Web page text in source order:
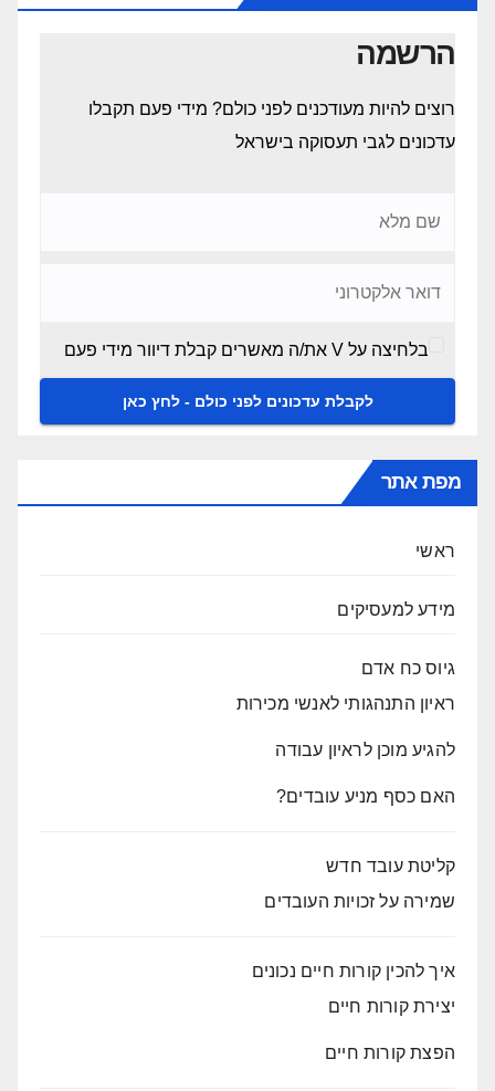
הרשמה
רוצים להיות מעודכנים לפני כולם? מידי פעם תקבלו
עדכונים לגבי תעסוקה בישראל
בלחיצה על V את/ה מאשרים קבלת דיוור מידי פעם
מפת אתר
ראשי
מידע למעסיקים
גיוס כח אדם
ראיון התנהגותי לאנשי מכירות
להגיע מוכן לראיון עבודה
האם כסף מניע עובדים?
קליטת עובד חדש
שמירה על זכויות העובדים
איך להכין קורות חיים נכונים
יצירת קורות חיים
הפצת קורות חיים